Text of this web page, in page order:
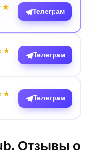
Телеграм
Телеграм
Телеграм
Отзывы о